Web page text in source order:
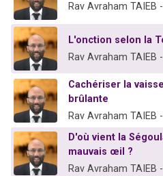
Rav Avraham TAIEB
L'onction selon la
Rav Avraham TAIEB
Cachériser la
brûlante
Rav Avraham TAIEB
D'où vient la
mauvais œil ?
Rav Avraham TAIEB